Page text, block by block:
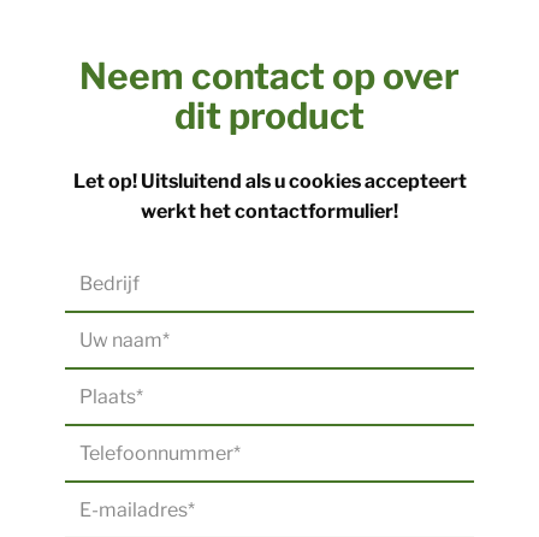
Neem contact op over
dit product
Let op! Uitsluitend als u cookies accepteert
werkt het contactformulier!